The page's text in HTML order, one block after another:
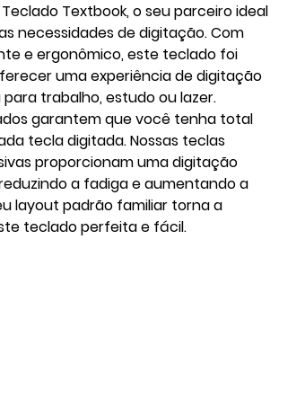
Textbook, o seu parceiro ideal
necessidades de digitação. Com
e ergonômico, este teclado foi
uma experiência de digitação
trabalho, estudo ou lazer.
garantem que você tenha total
tecla digitada. Nossas teclas
proporcionam uma digitação
a fadiga e aumentando a
layout padrão familiar torna a
teclado perfeita e fácil.